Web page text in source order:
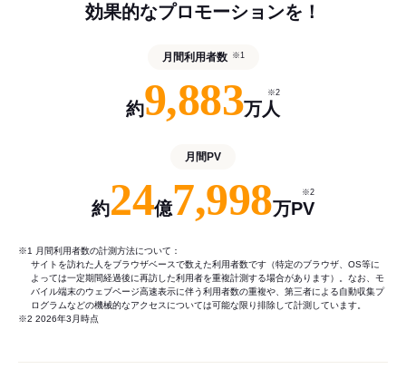
効果的なプロモーションを！
月間利用者数 ※1
約9,883万人
※2
月間PV
約24億7,998万PV
※2
※1 月間利用者数の計測方法について：
サイトを訪れた人をブラウザベースで数えた利用者数です（特定のブラウザ、OS等に
よっては一定期間経過後に再訪した利用者を重複計測する場合があります）。なお、モ
バイル端末のウェブページ高速表示に伴う利用者数の重複や、第三者による自動収集プ
ログラムなどの機械的なアクセスについては可能な限り排除して計測しています。
※2 2026年3月時点